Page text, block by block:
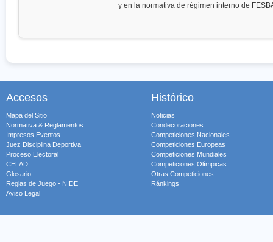
y en la normativa de régimen interno de
Accesos
Mapa del Sitio
Normativa & Reglamentos
Impresos Eventos
Juez Disciplina Deportiva
Proceso Electoral
CELAD
Glosario
Reglas de Juego - NIDE
Aviso Legal
Histórico
Noticias
Condecoraciones
Competiciones Nacionales
Competiciones Europeas
Competiciones Mundiales
Competiciones Olímpicas
Otras Competiciones
Ránkings